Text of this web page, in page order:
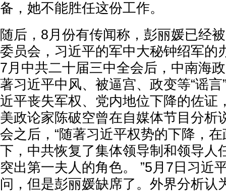
备，她不能胜任这份工作。
随后，8月份有传闻称，彭丽媛已经
委员会，习近平的军中大秘钟绍军的
7月中共二十届三中全会后，中南海
著习近平中风、被逼宫、政变等“谣
近平丧失军权、党内地位下降的佐证
美政论家陈破空曾在自媒体节目分析
会之后，“随著习近平权势的下降，
下，中共恢复了集体领导制和领导人
突出第一夫人的角色。 ”5月7日习近
问，但是彭丽媛缺席了。外界分析认